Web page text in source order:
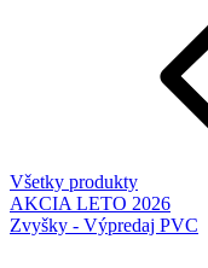
Všetky produkty
AKCIA LETO 2026
Zvyšky - Výpredaj PVC